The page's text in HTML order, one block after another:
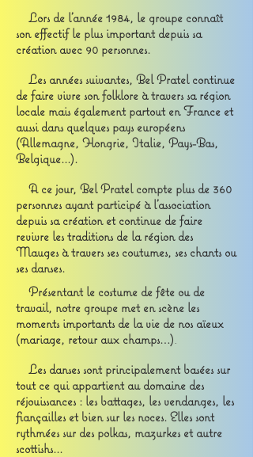
Lors de l'année 1984, le groupe connaît
son effectif le plus important depuis sa
création avec 90 personnes.
Les années suivantes, Bel Pratel continue
de faire vivre son folklore à travers sa région
locale mais également partout en France et
aussi dans quelques pays européens
(Allemagne, Hongrie, Italie, Pays-Bas,
Belgique...).
A ce jour, Bel Pratel compte plus de 360
personnes ayant participé à l'association
depuis sa création et continue de faire
revivre les traditions de la région des
Mauges à travers ses coutumes, ses chants ou
ses danses.
Présentant le costume de fête ou de
travail, notre groupe met en scène les
moments importants de la vie de nos aïeux
(mariage, retour aux champs…).
Les danses sont principalement basées sur
tout ce qui appartient au domaine des
réjouissances : les battages, les vendanges, les
fiançailles et bien sur les noces. Elles sont
rythmées sur des polkas, mazurkes et autre
scottishs...